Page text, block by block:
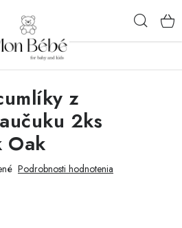
z
2ks
Oak
Podrobnosti hodnotenia